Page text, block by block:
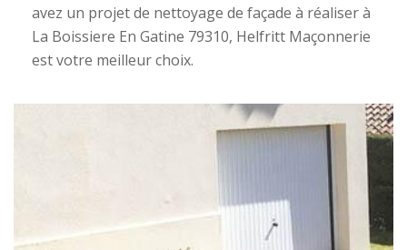
avez un projet de nettoyage de façade à réaliser à
La Boissiere En Gatine 79310, Helfritt Maçonnerie
est votre meilleur choix.